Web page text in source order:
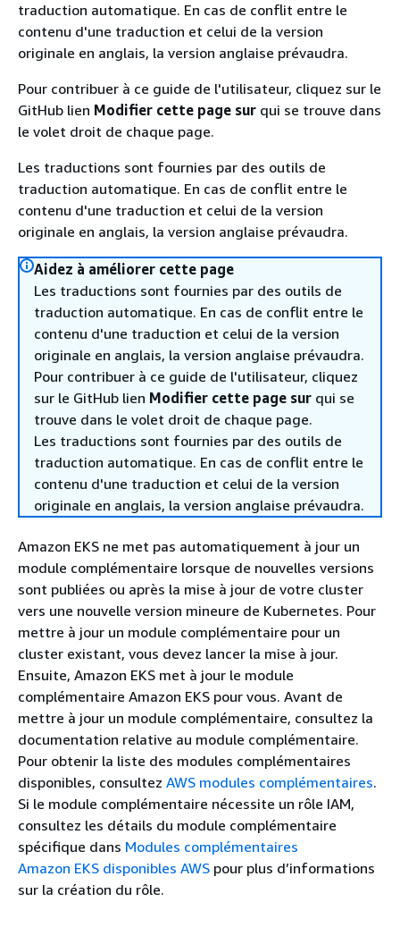
traduction automatique. En cas de conflit entre le
contenu d'une traduction et celui de la version
originale en anglais, la version anglaise prévaudra.
Pour contribuer à ce guide de l'utilisateur, cliquez sur le
GitHub lien Modifier cette page sur qui se trouve dans
le volet droit de chaque page.
Les traductions sont fournies par des outils de
traduction automatique. En cas de conflit entre le
contenu d'une traduction et celui de la version
originale en anglais, la version anglaise prévaudra.
Aidez à améliorer cette page
Les traductions sont fournies par des outils de
traduction automatique. En cas de conflit entre le
contenu d'une traduction et celui de la version
originale en anglais, la version anglaise prévaudra.
Pour contribuer à ce guide de l'utilisateur, cliquez
sur le GitHub lien Modifier cette page sur qui se
trouve dans le volet droit de chaque page.
Les traductions sont fournies par des outils de
traduction automatique. En cas de conflit entre le
contenu d'une traduction et celui de la version
originale en anglais, la version anglaise prévaudra.
Amazon EKS ne met pas automatiquement à jour un
module complémentaire lorsque de nouvelles versions
sont publiées ou après la mise à jour de votre cluster
vers une nouvelle version mineure de Kubernetes. Pour
mettre à jour un module complémentaire pour un
cluster existant, vous devez lancer la mise à jour.
Ensuite, Amazon EKS met à jour le module
complémentaire Amazon EKS pour vous. Avant de
mettre à jour un module complémentaire, consultez la
documentation relative au module complémentaire.
Pour obtenir la liste des modules complémentaires
disponibles, consultez AWS modules complémentaires.
Si le module complémentaire nécessite un rôle IAM,
consultez les détails du module complémentaire
spécifique dans Modules complémentaires
Amazon EKS disponibles AWS pour plus d’informations
sur la création du rôle.